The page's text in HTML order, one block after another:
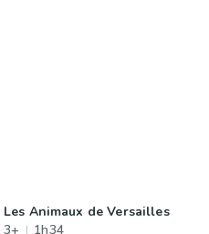
Les Animaux de Versailles
3+
1h34